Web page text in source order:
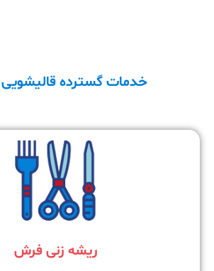
خدمات گسترده
ریشه زنی فرش